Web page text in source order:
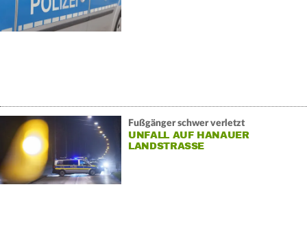
Fußgänger schwer verletzt
UNFALL AUF HANAUER
LANDSTRASSE